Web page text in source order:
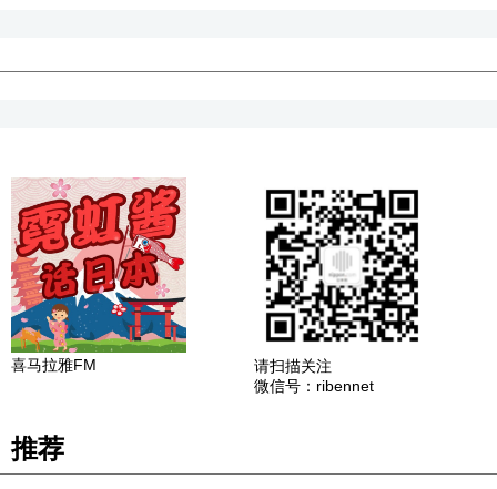
喜马拉雅FM
请扫描关注
微信号：ribennet
推荐